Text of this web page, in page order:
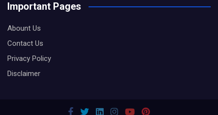
Important Pages
Abount Us
Contact Us
Privacy Policy
Disclaimer